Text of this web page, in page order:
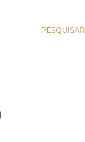
PESQUISAR